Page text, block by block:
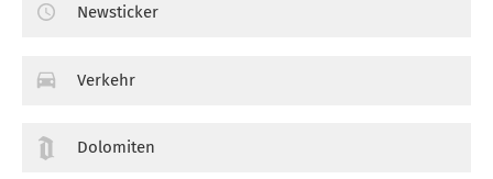
Newsticker
Verkehr
Dolomiten